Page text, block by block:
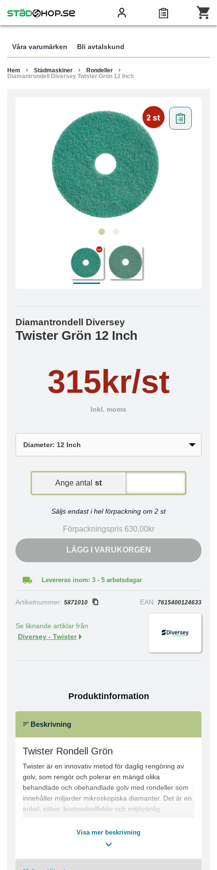
Våra varumärken Bli avtalskund
Hem Städmaskiner
Rondeller
Diamantrondell Diversey Twister Grön 12 Inch
Diamantrondell Diversey
Twister Grön 12 Inch
315kr/st
Inkl. moms
Ange antal st
Säljs endast i hel förpackning om 2 st
Förpackningspris 630,00kr
LÄGG I VARUKORGEN
Levereras inom: 3 - 5 arbetsdagar
Artikelnummer: 5871010 EAN: 7615400124633
Se liknande artiklar från
Diversey - Twister
Produktinformation
Beskrivning
Twister Rondell Grön
Twister är en innovativ metod för daglig rengöring av
golv, som rengör och polerar en mängd olika
behandlade och obehandlade golv med rondeller som
innehåller miljarder mikroskopiska diamanter. Det är en
enkel, säker, kostnadseffektiv och miljövänlig
rengöring och polering av en mängd olika golvtyper.
Visa mer beskrivning